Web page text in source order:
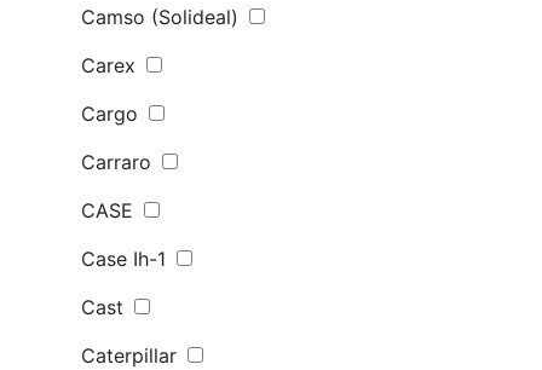
Camso (Solideal)
Carex
Cargo
Carraro
CASE
Case Ih-1
Cast
Caterpillar